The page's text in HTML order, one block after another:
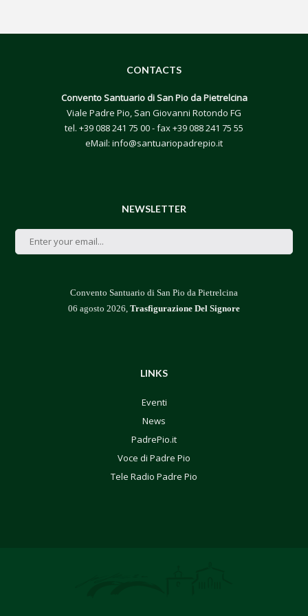
CONTACTS
Convento Santuario di San Pio da Pietrelcina
Viale Padre Pio, San Giovanni Rotondo FG
tel. +39 088 241 75 00- fax +39 088 241 75 55
eMail: info@santuariopadrepio.it
NEWSLETTER
Convento Santuario di San Pio da Pietrelcina
06 agosto 2026, Trasfigurazione Del Signore
LINKS
Eventi
News
PadrePio.it
Voce di Padre Pio
Tele Radio Padre Pio